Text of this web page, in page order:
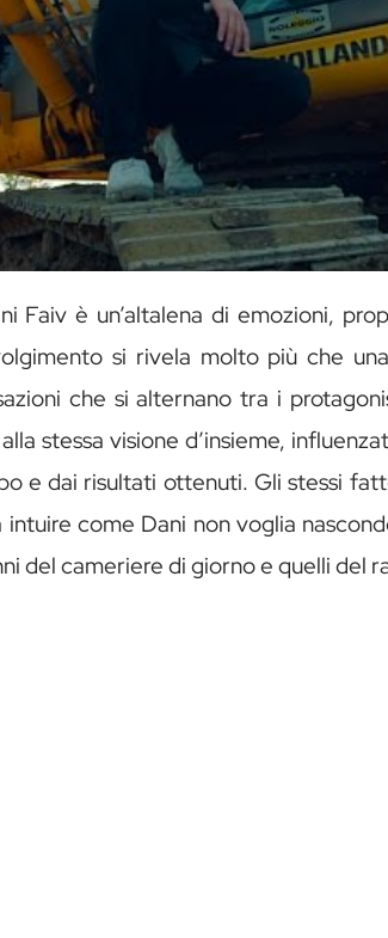
Faiv è un’altalena di emozioni,
si rivela molto più che
che si alternano tra i
stessa visione d’insieme,
e dai risultati ottenuti. Gli stessi
come Dani non voglia
del cameriere di giorno e quelli del